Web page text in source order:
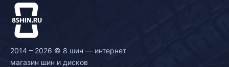
2014 – 2026 © 8 шин — интернет
магазин шин и дисков